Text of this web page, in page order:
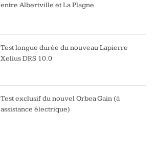
entre Albertville et La Plagne
Test longue durée du nouveau Lapierre
Xelius DRS 10.0
Test exclusif du nouvel Orbea Gain (à
assistance électrique)